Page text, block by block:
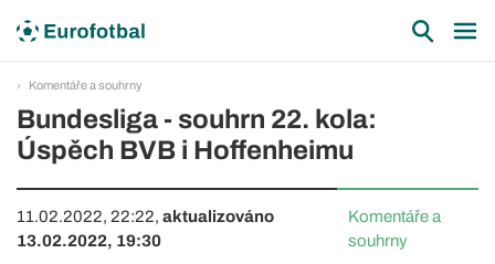
Komentáře a souhrny
Bundesliga - souhrn 22. kola:
Úspěch BVB i Hoffenheimu
11.02.2022, 22:22, aktualizováno
13.02.2022, 19:30
Komentáře a
souhrny